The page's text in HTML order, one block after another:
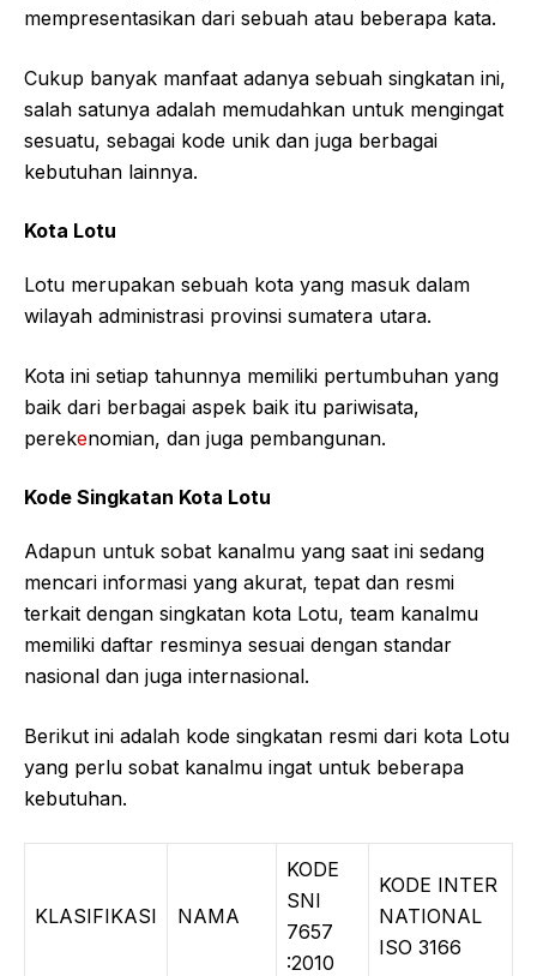
mempresentasikan dari sebuah atau beberapa kata.
Cukup banyak manfaat adanya sebuah singkatan ini,
salah satunya adalah memudahkan untuk mengingat
sesuatu, sebagai kode unik dan juga berbagai
kebutuhan lainnya.
Kota Lotu
Lotu merupakan sebuah kota yang masuk dalam
wilayah administrasi provinsi sumatera utara.
Kota ini setiap tahunnya memiliki pertumbuhan yang
baik dari berbagai aspek baik itu pariwisata,
perekenomian, dan juga pembangunan.
Kode Singkatan Kota Lotu
Adapun untuk sobat kanalmu yang saat ini sedang
mencari informasi yang akurat, tepat dan resmi
terkait dengan singkatan kota Lotu, team kanalmu
memiliki daftar resminya sesuai dengan standar
nasional dan juga internasional.
Berikut ini adalah kode singkatan resmi dari kota Lotu
yang perlu sobat kanalmu ingat untuk beberapa
kebutuhan.
KLASIFIKASI NAMA
KODE
SNI
7657
:2010
KODE INTER
NATIONAL
ISO 3166